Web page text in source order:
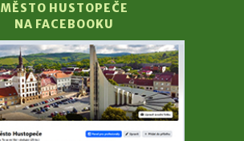
MĚSTO HUSTOPEČE
NA FACEBOOKU